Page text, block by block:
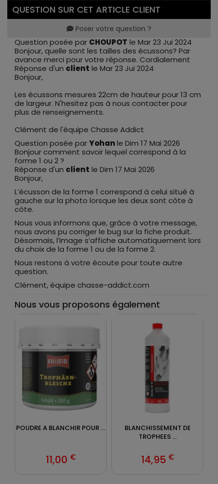
QUESTION SUR CET ARTICLE CLIENT
Poser votre question ?
Question posée par CHOUPOT le Mar 23 Jui 2024
Bonjour, quelle sont les tailles des écussons? Par
avance merci pour votre réponse. Cordialement
Réponse d'un client le Mar 23 Jui 2024
Bonjour,
Les écussons mesures 22cm de hauteur pour 13 cm
de largeur. N'hesitez pas à nous contacter pour
plus de renseignements.
Clément de l'équipe Chasse Addict
Question posée parYohanle Dim 17 Mai 2026
Bonjour comment savoir lequel correspond à la
forme 1 ou 2 ?
Réponse d'un client le Dim 17 Mai 2026
Bonjour,
L’écusson de la forme 1 correspond à celui situé à
gauche sur la photo lorsque les deux sont côte à
côte.
Nous vous informons que, grâce à votre message,
nous avons pu corriger le bug sur la fiche produit.
Désormais, l’image s’affiche automatiquement lors
du choix de la forme 1 ou de la forme 2.
Nous restons à votre écoute pour toute autre
question.
Clément, équipe chasse-addict.com
Nous vous proposons également
POUDRE A BLANCHIR POUR ...
11,00 €
BLANCHISSEMENT DE
TROPHEES ...
14,95 €